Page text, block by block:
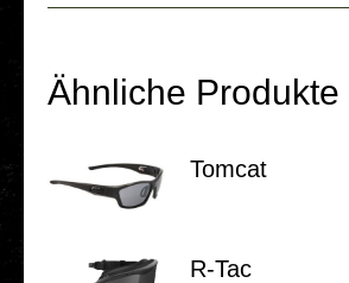
Ähnliche Produkte
Tomcat
R‑Tac